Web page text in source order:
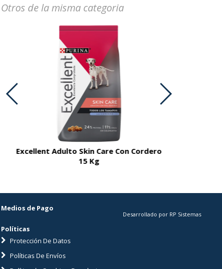
Otros de la misma categoria
Excellent Adulto Skin Care Con Cordero
15 Kg
Medios de Pago
Políticas
Protección De Datos
Políticas De Envíos
Desarrollado por RP Sistemas